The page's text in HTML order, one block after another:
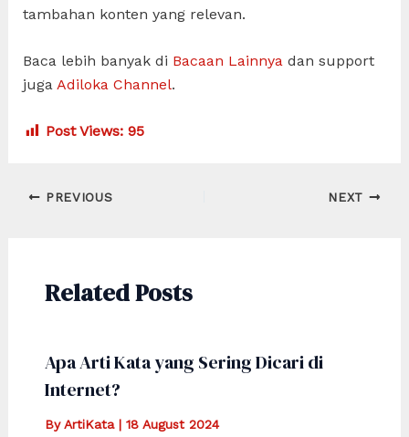
tambahan konten yang relevan.
Baca lebih banyak di Bacaan Lainnyadan support
juga Adiloka Channel.
Post Views: 95
Post
PREVIOUS NEXT
Related Posts
Apa Arti Kata yang Sering Dicari di
Internet?
ByArtiKata | 18 August 2024